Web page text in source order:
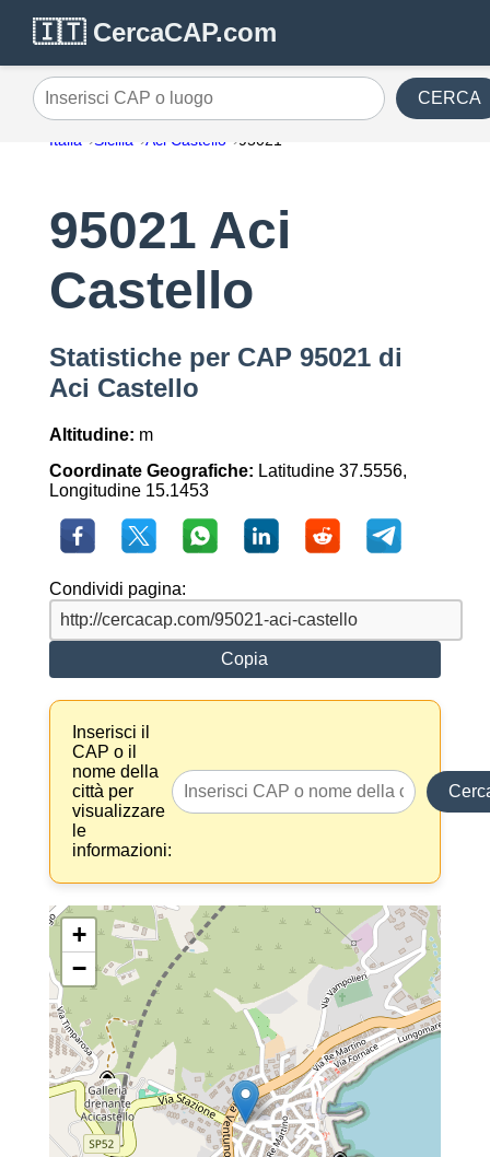
🇮🇹 CercaCAP.com
Inserisci CAP o luogo CERCA
Italia Sicilia Aci Castello 95021
95021 Aci
Castello
Statistiche per CAP 95021 di
Aci Castello
Altitudine: m
Coordinate Geografiche: Latitudine 37.5556,
Longitudine 15.1453
Condividi pagina:
Copia
Inserisci il
CAP o il
nome della
città per
visualizzare
le
informazioni:
+
−